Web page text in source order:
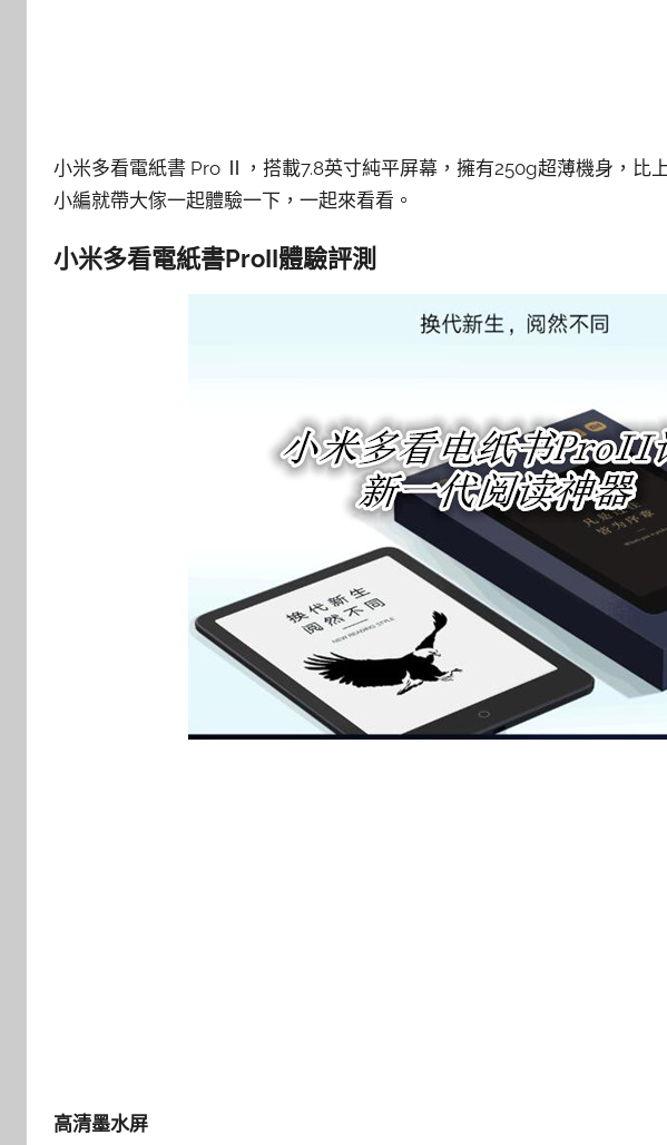
小米多看電紙書 Pro Ⅱ，搭載7.8英寸純平屏幕，擁有250g超薄機身，比
小編就帶大傢一起體驗一下，一起來看看。
小米多看電紙書ProII體驗評測
高清墨水屏